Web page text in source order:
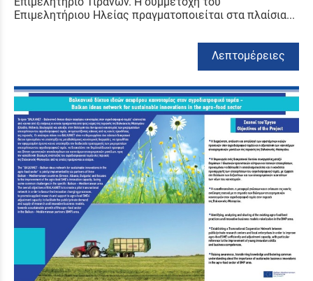
Επιμελητήριου Ηλείας πραγματοποιείται στα πλαίσια...
Λεπτομέρειες